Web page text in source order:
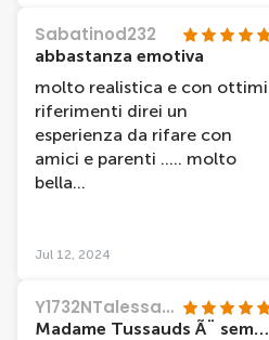
Sabatinod232
abbastanza emotiva
molto realistica e con ottimi
riferimenti direi un
esperienza da rifare con
amici e parenti ..... molto
bella
Jul 12, 2024
Y1732NTalessandrot
Madame Tussauds Ã¨ sempre una garanzia